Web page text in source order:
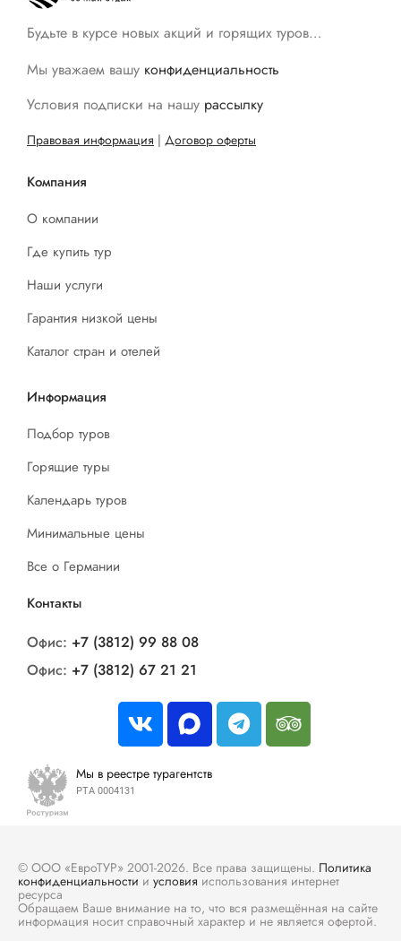
Будьте в курсе новых акций и горящих туров…
Мы уважаем вашу конфиденциальность
Условия подписки на нашу рассылку
Правовая информация | Договор оферты
Компания
О компании
Где купить тур
Наши услуги
Гарантия низкой цены
Каталог стран и отелей
Информация
Подбор туров
Горящие туры
Календарь туров
Минимальные цены
Все о Германии
Контакты
Офис: +7 (3812) 99 88 08
Офис: +7 (3812) 67 21 21
Мы в реестре турагентств
РТА 0004131
© ООО «ЕвроТУР» 2001-2026. Все права защищены. Политика
конфиденциальности и условия использования интернет
ресурса
Обращаем Ваше внимание на то, что вся размещённая на сайте
информация носит справочный характер и не является офертой.